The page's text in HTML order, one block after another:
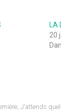
LA
20
,J'attends